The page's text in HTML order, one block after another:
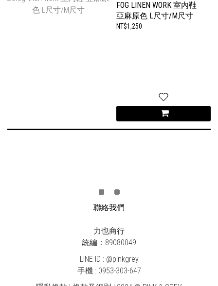
FOG LINEN WORK 室內鞋
亞麻原色 L尺寸/M尺寸
NT$1,250
聯絡我們
力也商行
統編：89080049
LINE ID : @pinkgrey
手機 : 0953-303-647